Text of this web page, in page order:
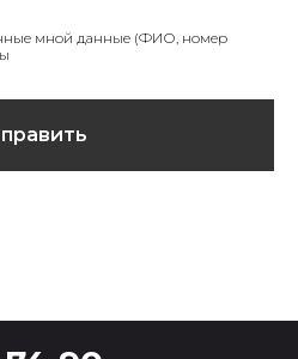
мной данные (ФИО, номер